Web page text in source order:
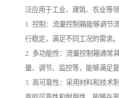
泛应用于工业、建筑、农业等
1. 控制：流量控制箱能够调节
行稳定，满足不同工况的需求。
2. 多功能性：流量控制箱通常
量、调节、监控等，能够满足
3. 高可靠性：采用材料和技术